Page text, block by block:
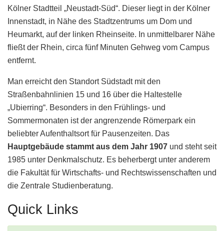
Kölner Stadtteil „Neustadt-Süd“. Dieser liegt in der Kölner
Innenstadt, in Nähe des Stadtzentrums um Dom und
Heumarkt, auf der linken Rheinseite. In unmittelbarer Nähe
fließt der Rhein, circa fünf Minuten Gehweg vom Campus
entfernt.
Man erreicht den Standort Südstadt mit den
Straßenbahnlinien 15 und 16 über die Haltestelle
„Ubierring“. Besonders in den Frühlings- und
Sommermonaten ist der angrenzende Römerpark ein
beliebter Aufenthaltsort für Pausenzeiten. Das
Hauptgebäude stammt aus dem Jahr 1907 und steht seit
1985 unter Denkmalschutz. Es beherbergt unter anderem
die Fakultät für Wirtschafts- und Rechtswissenschaften und
die Zentrale Studienberatung.
Quick Links